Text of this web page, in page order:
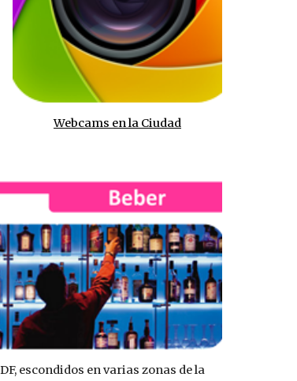
Webcams en la Ciudad
escondidos en varias zonas de la